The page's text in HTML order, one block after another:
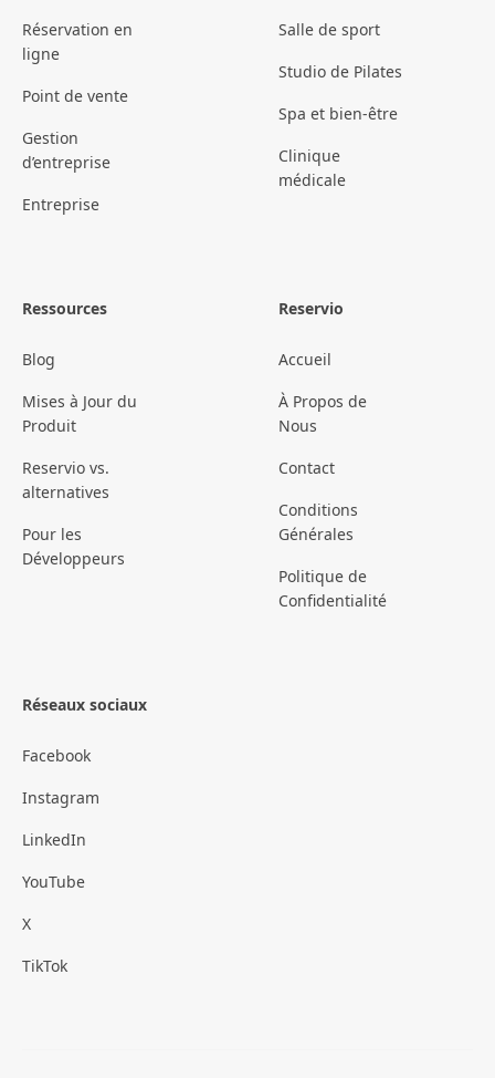
Réservation en
ligne
Point de vente
Gestion
d’entreprise
Entreprise
Salle de sport
Studio de Pilates
Spa et bien-être
Clinique
médicale
Ressources
Blog
Mises à Jour du
Produit
Reservio vs.
alternatives
Pour les
Développeurs
Reservio
Accueil
À Propos de
Nous
Contact
Conditions
Générales
Politique de
Confidentialité
Réseaux sociaux
Facebook
Instagram
LinkedIn
YouTube
X
TikTok